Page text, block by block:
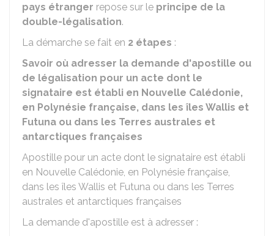
pays étranger repose sur le principe de la
double-légalisation.
La démarche se fait en 2 étapes :
Savoir où adresser la demande d'apostille ou
de légalisation pour un acte dont le
signataire est établi en Nouvelle Calédonie,
en Polynésie française, dans les îles Wallis et
Futuna ou dans les Terres australes et
antarctiques françaises
Apostille pour un acte dont le signataire est établi
en Nouvelle Calédonie, en Polynésie française,
dans les îles Wallis et Futuna ou dans les Terres
australes et antarctiques françaises
La demande d'apostille est à adresser :